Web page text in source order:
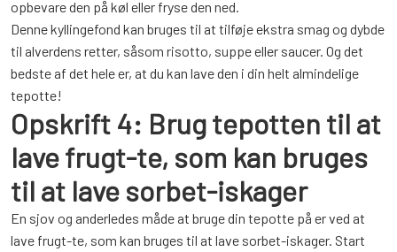
opbevare den på køl eller fryse den ned.
Denne kyllingefond kan bruges til at tilføje ekstra smag og dybde
til alverdens retter, såsom risotto, suppe eller saucer. Og det
bedste af det hele er, at du kan lave den i din helt almindelige
tepotte!
Opskrift 4: Brug tepotten til at
lave frugt-te, som kan bruges
til at lave sorbet-iskager
En sjov og anderledes måde at bruge din tepotte på er ved at
lave frugt-te, som kan bruges til at lave sorbet-iskager. Start